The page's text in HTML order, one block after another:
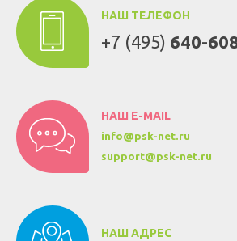
НАШ ТЕЛЕФОН
+7 (495) 640-
НАШ E-MAIL
info@psk-net.ru
support@psk-net.ru
НАШ АДРЕС